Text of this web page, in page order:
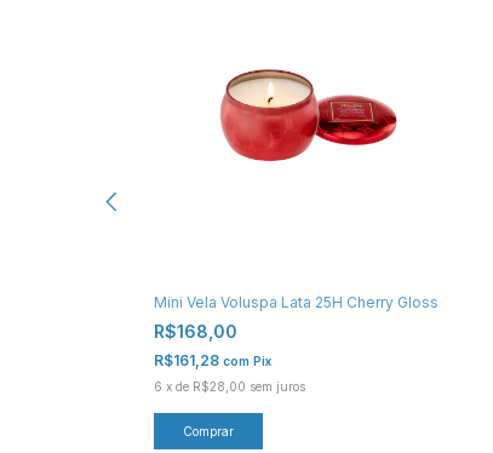
Mini Vela Voluspa Lata 25H Cherry Gloss
R$168,00
R$161,28 com Pix
6 x de R$28,00 sem juros